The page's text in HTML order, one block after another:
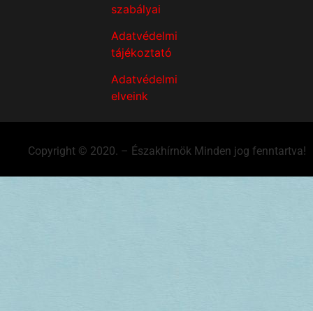
szabályai
Adatvédelmi
tájékoztató
Adatvédelmi
elveink
Copyright © 2020. – Északhírnök Minden jog fenntartva!